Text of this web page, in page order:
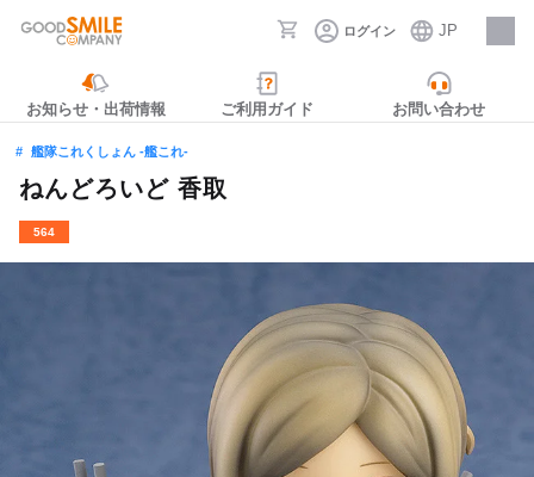
ログイン JP
採用情報
お知らせ・出荷情報 ご利用ガイド お問い合わせ
艦隊これくしょん ‐艦これ‐
ねんどろいど 香取
564